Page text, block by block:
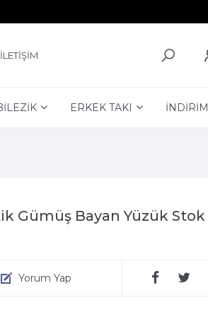
İLETİŞİM
ERKEK TAKI İNDİRİM
Gümüş Bayan Yüzük Stok
Yorum Yap